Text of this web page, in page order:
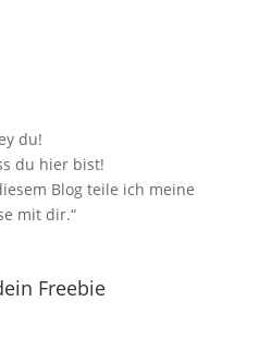
du!
du hier bist!
Blog teile ich meine
mit dir.“
Freebie